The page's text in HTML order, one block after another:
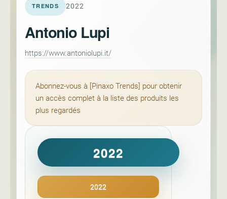
TRENDS 2022
Antonio Lupi
https://www.antoniolupi.it/
Abonnez-vous à [Pinaxo Trends] pour obtenir
un accès complet à la liste des produits les
plus regardés
2022
2022